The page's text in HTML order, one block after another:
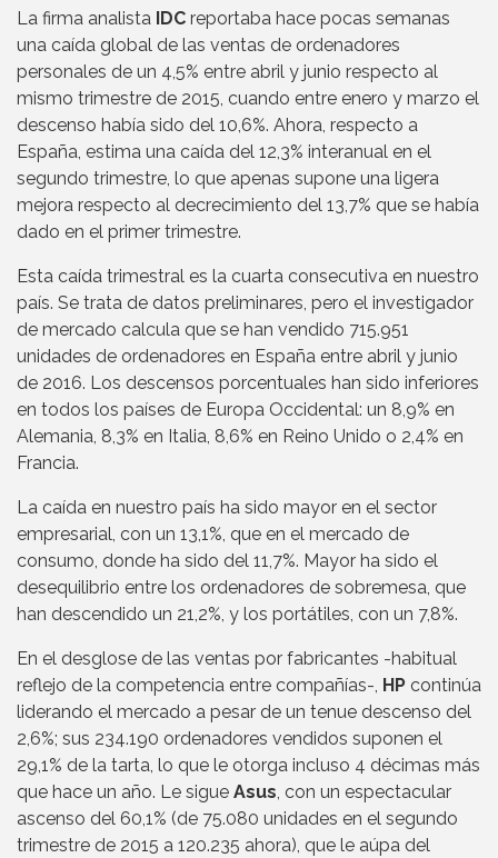
La firma analista IDC reportaba hace pocas semanas
una caída global de las ventas de ordenadores
personales de un 4,5% entre abril y junio respecto al
mismo trimestre de 2015, cuando entre enero y marzo el
descenso había sido del 10,6%. Ahora, respecto a
España, estima una caída del 12,3% interanual en el
segundo trimestre, lo que apenas supone una ligera
mejora respecto al decrecimiento del 13,7% que se había
dado en el primer trimestre.
Esta caída trimestral es la cuarta consecutiva en nuestro
país. Se trata de datos preliminares, pero el investigador
de mercado calcula que se han vendido 715.951
unidades de ordenadores en España entre abril y junio
de 2016. Los descensos porcentuales han sido inferiores
en todos los países de Europa Occidental: un 8,9% en
Alemania, 8,3% en Italia, 8,6% en Reino Unido o 2,4% en
Francia.
La caída en nuestro país ha sido mayor en el sector
empresarial, con un 13,1%, que en el mercado de
consumo, donde ha sido del 11,7%. Mayor ha sido el
desequilibrio entre los ordenadores de sobremesa, que
han descendido un 21,2%, y los portátiles, con un 7,8%.
En el desglose de las ventas por fabricantes -habitual
reflejo de la competencia entre compañías-, HP continúa
liderando el mercado a pesar de un tenue descenso del
2,6%; sus 234.190 ordenadores vendidos suponen el
29,1% de la tarta, lo que le otorga incluso 4 décimas más
que hace un año. Le sigue Asus, con un espectacular
ascenso del 60,1% (de 75.080 unidades en el segundo
trimestre de 2015 a 120.235 ahora), que le aúpa del